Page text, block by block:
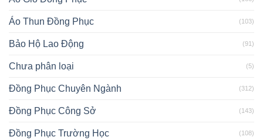
Áo Thun Đồng Phục (103)
Bảo Hộ Lao Động (91)
Chưa phân loại (5)
Đồng Phục Chuyên Ngành (312)
Đồng Phục Công Sở (143)
Đồng Phục Trường Học (108)